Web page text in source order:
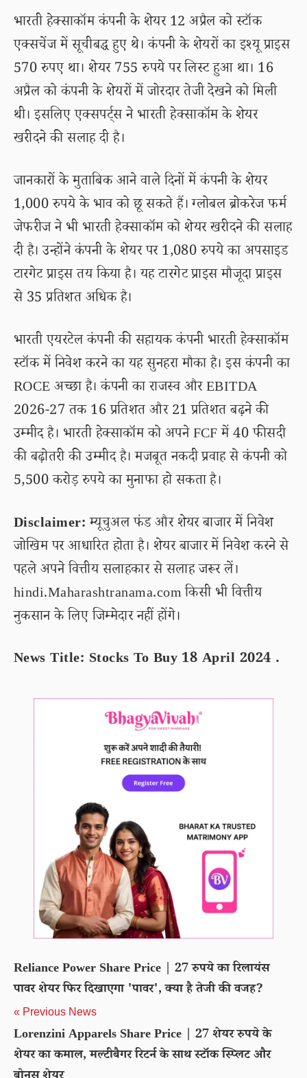
भारती हेक्साकॉम कंपनी के शेयर 12 अप्रैल को स्टॉक
एक्सचेंज में सूचीबद्ध हुए थे। कंपनी के शेयरों का इश्यू प्राइस
570 रुपए था। शेयर 755 रुपये पर लिस्ट हुआ था। 16
अप्रैल को कंपनी के शेयरों में जोरदार तेजी देखने को मिली
थी। इसलिए एक्सपर्ट्स ने भारती हेक्साकॉम के शेयर
खरीदने की सलाह दी है।
जानकारों के मुताबिक आने वाले दिनों में कंपनी के शेयर
1,000 रुपये के भाव को छू सकते हैं। ग्लोबल ब्रोकरेज फर्म
जेफरीज ने भी भारती हेक्साकॉम को शेयर खरीदने की सलाह
दी है। उन्होंने कंपनी के शेयर पर 1,080 रुपये का अपसाइड
टारगेट प्राइस तय किया है। यह टारगेट प्राइस मौजूदा प्राइस
से 35 प्रतिशत अधिक है।
भारती एयरटेल कंपनी की सहायक कंपनी भारती हेक्साकॉम
स्टॉक में निवेश करने का यह सुनहरा मौका है। इस कंपनी का
ROCE अच्छा है। कंपनी का राजस्व और EBITDA
2026-27 तक 16 प्रतिशत और 21 प्रतिशत बढ़ने की
उम्मीद है। भारती हेक्साकॉम को अपने FCF में 40 फीसदी
की बढ़ोतरी की उम्मीद है। मजबूत नकदी प्रवाह से कंपनी को
5,500 करोड़ रुपये का मुनाफा हो सकता है।
Disclaimer:म्यूचुअल फंड और शेयर बाजार में निवेश
जोखिम पर आधारित होता है। शेयर बाजार में निवेश करने से
पहले अपने वित्तीय सलाहकार से सलाह जरूर लें।
hindi.Maharashtranama.com किसी भी वित्तीय
नुकसान के लिए जिम्मेदार नहीं होंगे।
News Title: Stocks To Buy 18 April 2024 .
Reliance Power Share Price | 27 रुपये का रिलायंस
पावर शेयर फिर दिखाएगा 'पावर', क्या है तेजी की वजह?
« Previous News
Lorenzini Apparels Share Price | 27 शेयर रुपये के
शेयर का कमाल, मल्टीबैगर रिटर्न के साथ स्टॉक स्प्लिट और